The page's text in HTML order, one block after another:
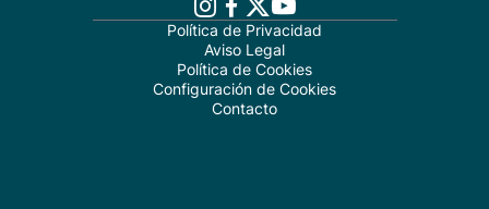
Política de Privacidad
Aviso Legal
Política de Cookies
Configuración de Cookies
Contacto